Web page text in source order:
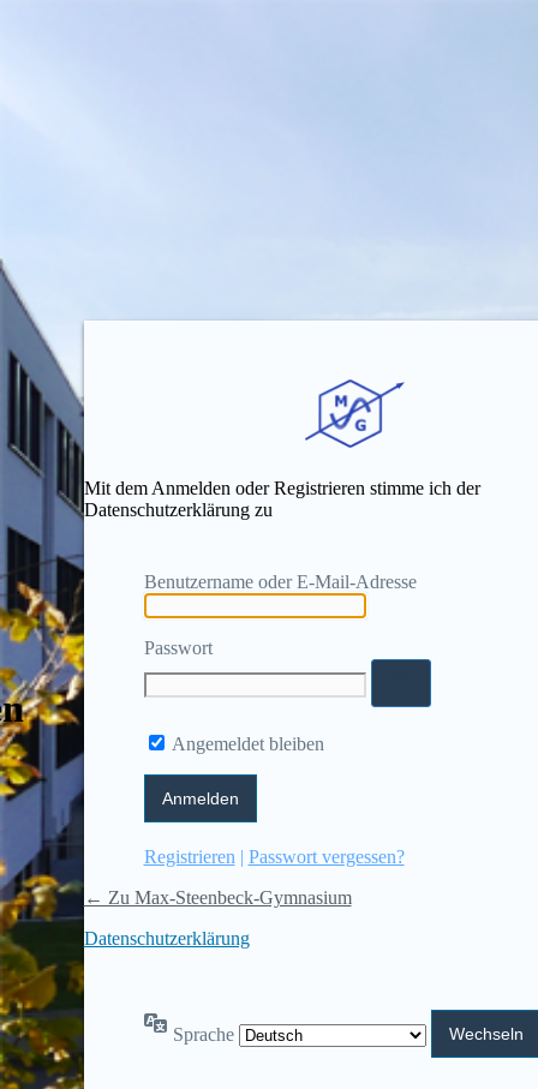
Mit dem Anmelden oder Registrieren stimme ich der
Datenschutzerklärung zu
Benutzername oder E-Mail-Adresse
Passwort
Angemeldet bleiben
Registrieren | Passwort vergessen?
← Zu Max-Steenbeck-Gymnasium
Datenschutzerklärung
Sprache